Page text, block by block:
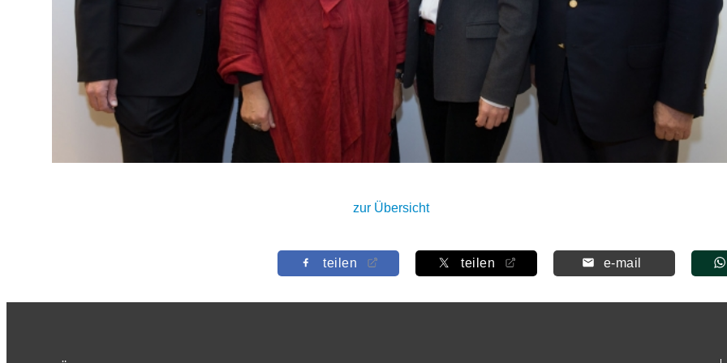
zur Übersicht
teilen teilen e-mail